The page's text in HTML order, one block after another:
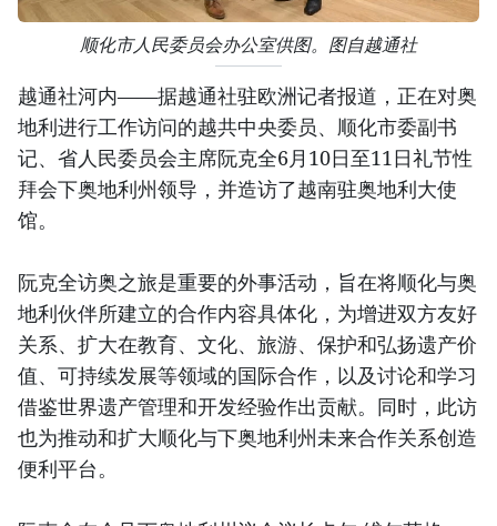
顺化市人民委员会办公室供图。图自越通社
越通社河内——据越通社驻欧洲记者报道，正在对奥
地利进行工作访问的越共中央委员、顺化市委副书
记、省人民委员会主席阮克全6月10日至11日礼节性
拜会下奥地利州领导，并造访了越南驻奥地利大使
馆。
阮克全访奥之旅是重要的外事活动，旨在将顺化与奥
地利伙伴所建立的合作内容具体化，为增进双方友好
关系、扩大在教育、文化、旅游、保护和弘扬遗产价
值、可持续发展等领域的国际合作，以及讨论和学习
借鉴世界遗产管理和开发经验作出贡献。同时，此访
也为推动和扩大顺化与下奥地利州未来合作关系创造
便利平台。